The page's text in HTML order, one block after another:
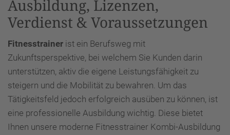
Ausbildung, Lizenzen,
Verdienst & Voraussetzungen
Fitnesstrainer ist ein Berufsweg mit
Zukunftsperspektive, bei welchem Sie Kunden darin
unterstützen, aktiv die eigene Leistungsfähigkeit zu
steigern und die Mobilität zu bewahren. Um das
Tätigkeitsfeld jedoch erfolgreich ausüben zu können, ist
eine professionelle Ausbildung wichtig. Diese bietet
Ihnen unsere moderne Fitnesstrainer Kombi-Ausbildung